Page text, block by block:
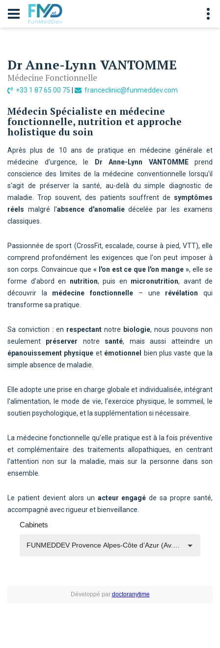
Dr Anne-Lynn VANTOMME
Médecine Fonctionnelle
+33 1 87 65 00 75 franceclinic@funmeddev.com
Médecin Spécialiste en médecine
fonctionnelle, nutrition et approche
holistique du soin
Après plus de 10 ans de pratique en médecine générale et
médecine d'urgence, le
Dr Anne-Lynn VANTOMME prend
conscience des limites de la médecine conventionnelle lorsqu'il
s'agit de préserver la santé, au-delà du simple diagnostic de
maladie. Trop souvent, des patients souffrent de symptômes
réels malgré l'absence d'anomaliedécelée par les examens
classiques.
Passionnée de sport (CrossFit, escalade, course à pied, VTT), elle
comprend profondément les exigences que l'on peut imposer à
son corps. Convaincue que « l'on est ce que l'on mange », elle se
forme d'abord en nutrition, puis en micronutrition, avant de
découvrir la médecine fonctionnelle – une révélation qui
transforme sa pratique.
Sa conviction : en respectant notre biologie, nous pouvons non
seulement préserver notre santé, mais aussi atteindre un
épanouissement physique et émotionnel
bien plus vaste que la
simple absence de maladie.
Elle adopte une prise en charge globale et individualisée, intégrant
l'alimentation, le mode de vie, l'exercice physique, le sommeil, le
soutien psychologique, et la supplémentation si nécessaire.
La médecine fonctionnelle qu'elle pratique est à la fois préventive
et complémentaire des traitements allopathiques, en centrant
l'attention non sur la maladie, mais sur la personne dans son
ensemble.
Le patient devient alors un acteur engagéde sa propre santé,
accompagné avec rigueur et bienveillance.